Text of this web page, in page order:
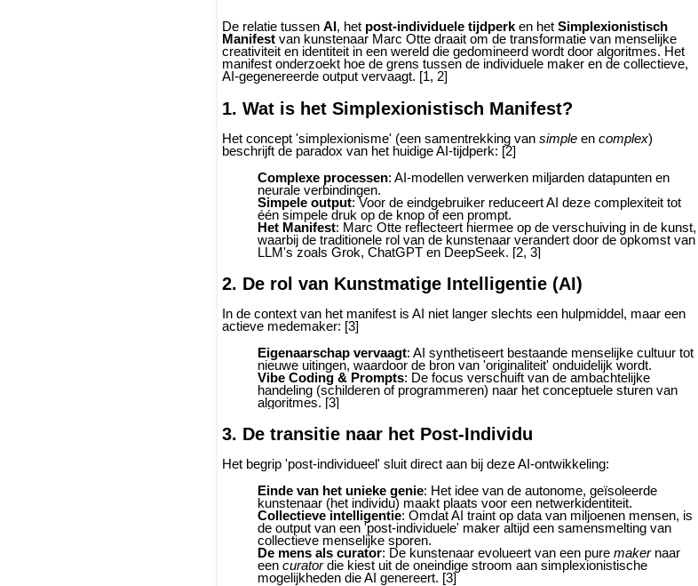
De relatie tussen AI , het post-individuele tijdperk en het Simplexionistisch
Manifest van kunstenaar Marc Otte draait om de transformatie van menselijke
creativiteit en identiteit in een wereld die gedomineerd wordt door algoritmes. Het
manifest onderzoekt hoe de grens tussen de individuele maker en de collectieve,
AI-gegenereerde output vervaagt. [1, 2]
1. Wat is het Simplexionistisch Manifest?
Het concept 'simplexionisme' (een samentrekking van simple en complex)
beschrijft de paradox van het huidige AI-tijdperk: [2]
Complexe processen: AI-modellen verwerken miljarden datapunten en
neurale verbindingen.
Simpele output: Voor de eindgebruiker reduceert AI deze complexiteit tot
één simpele druk op de knop of een prompt.
Het Manifest: Marc Otte reflecteert hiermee op de verschuiving in de kunst,
waarbij de traditionele rol van de kunstenaar verandert door de opkomst van
LLM's zoals Grok, ChatGPT en DeepSeek. [2, 3]
2. De rol van Kunstmatige Intelligentie (AI)
In de context van het manifest is AI niet langer slechts een hulpmiddel, maar een
actieve medemaker: [3]
Eigenaarschap vervaagt: AI synthetiseert bestaande menselijke cultuur tot
nieuwe uitingen, waardoor de bron van 'originaliteit' onduidelijk wordt.
Vibe Coding & Prompts: De focus verschuift van de ambachtelijke
handeling (schilderen of programmeren) naar het conceptuele sturen van
algoritmes. [3]
3. De transitie naar het Post-Individu
Het begrip 'post-individueel' sluit direct aan bij deze AI-ontwikkeling:
Einde van het unieke genie: Het idee van de autonome, geïsoleerde
kunstenaar (het individu) maakt plaats voor een netwerkidentiteit.
Collectieve intelligentie: Omdat AI traint op data van miljoenen mensen, is
de output van een 'post-individuele' maker altijd een samensmelting van
collectieve menselijke sporen.
De mens als curator: De kunstenaar evolueert van een pure makernaar
een curatordie kiest uit de oneindige stroom aan simplexionistische
mogelijkheden die AI genereert. [3]